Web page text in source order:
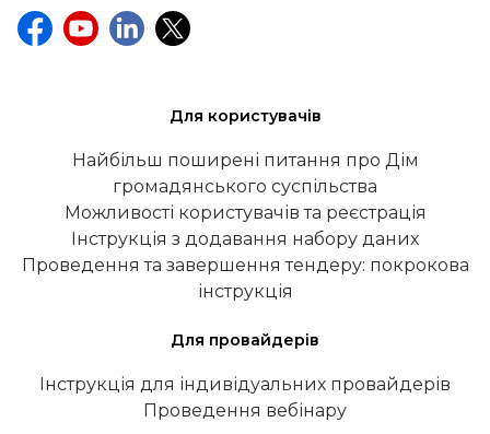
Для користувачів
Найбільш поширені питання про Дім
громадянського суспільства
Можливості користувачів та реєстрація
Інструкція з додавання набору даних
Проведення та завершення тендеру: покрокова
інструкція
Для провайдерів
Інструкція для індивідуальних провайдерів
Проведення вебінару